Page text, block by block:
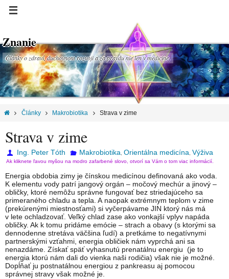
Znanie
Články o zdraví, duchovnom rozvoji a za pravdu nie len v medicíne.
Články Makrobiotika Strava v zime
Strava v zime
Ing. Peter Tóth Makrobiotika Orientálna medicína Výživa
Ak kliknete ľavou myšou na modro zafarbené slovo, otvorí sa Vám o tom viac informácií.
Energia obdobia zimy je čínskou medicínou definovaná ako voda.
K elementu vody patrí jangový orgán – močový mechúr a jinový –
obličky, ktoré nemôžu správne fungovať bez striedajúceho sa
primeraného chladu a tepla. A naopak extrémnym teplom v zime
(prekúrenými miestnosťami) si vyčerpávame JIN ktorý nás má
v lete ochladzovať. Veľký chlad zase ako vonkajší vplyv napáda
obličky. Ak k tomu pridáme emócie – strach a obavy (s ktorými sa
dennodenne stretáva väčšina ľudí) a pretkáme to negatívnymi
partnerskými vzťahmi, energia obličiek nám vyprchá ani sa
nenazdáme. Získať späť vyhasnutú prenatálnu energiu (je to
energia ktorú nám dali do vienka naši rodičia) však nie je možné.
Dopĺňať ju postnatálnou energiou z pankreasu aj pomocou
správnej stravy však možné je.